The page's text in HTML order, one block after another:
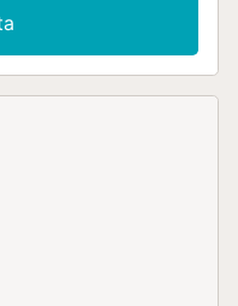
establecimiento
terraza cubierta y
ubicada en cerca